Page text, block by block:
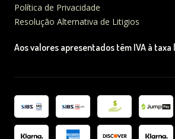
Política de Privacidade
Resolução Alternativa de Litigios
Aos valores apresentados têm IVA à